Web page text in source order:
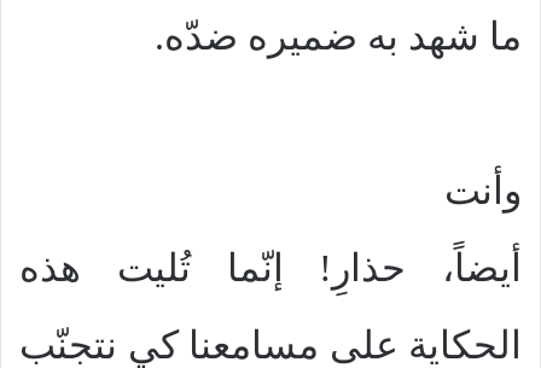
ما شهد به ضميره ضدّه.
وأنت
أيضاً، حذارِ! إنّما تُليت هذه
الحكاية على مسامعنا كي نتجنّب